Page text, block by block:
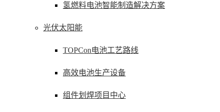
氢燃料电池智能制造解决方案
光伏太阳能
TOPCon电池工艺路线
高效电池生产设备
组件划焊项目中心